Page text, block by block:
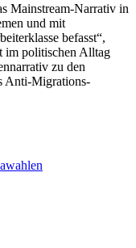
Mainstream-Narrativ in
und mit
befasst“,
im politischen Alltag
zu den
Anti-Migrations-